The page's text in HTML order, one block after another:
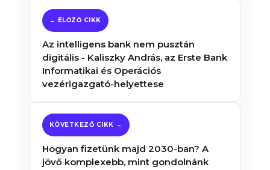
Az intelligens bank nem pusztán
digitális - Kaliszky András, az Erste Bank
Informatikai és Operációs
vezérigazgató-helyettese
Hogyan fizetünk majd 2030-ban? A
jövő komplexebb, mint gondolnánk